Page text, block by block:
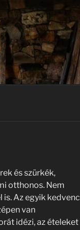
és szürkék,
otthonos. Nem
is. Az egyik kedvenc
van
idézi, az ételeket